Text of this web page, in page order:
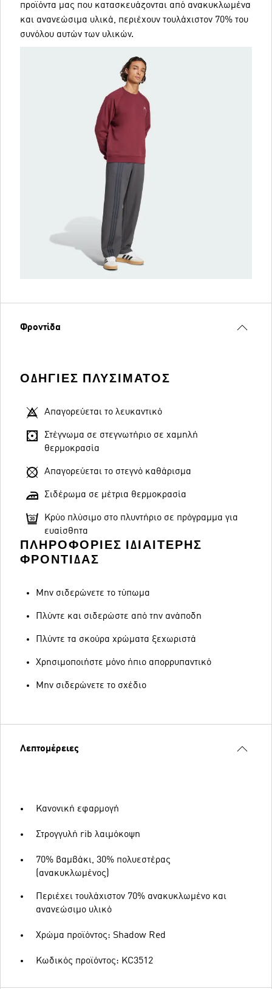
προϊόντα μας που κατασκευάζονται από ανακυκλωμένα
και ανανεώσιμα υλικά, περιέχουν τουλάχιστον 70% του
συνόλου αυτών των υλικών.
Φροντίδα
ΟΔΗΓΊΕΣ ΠΛΥΣΊΜΑΤΟΣ
Απαγορεύεται το λευκαντικό
Στέγνωμα σε στεγνωτήριο σε χαμηλή
θερμοκρασία
Απαγορεύεται το στεγνό καθάρισμα
Σιδέρωμα σε μέτρια θερμοκρασία
Κρύο πλύσιμο στο πλυντήριο σε πρόγραμμα για
ευαίσθητα
ΠΛΗΡΟΦΟΡΊΕΣ ΙΔΙΑΊΤΕΡΗΣ
ΦΡΟΝΤΊΔΑΣ
Μην σιδερώνετε το τύπωμα
Πλύντε και σιδερώστε από την ανάποδη
Πλύντε τα σκούρα χρώματα ξεχωριστά
Χρησιμοποιήστε μόνο ήπιο απορρυπαντικό
Μην σιδερώνετε το σχέδιο
Λεπτομέρειες
Κανονική εφαρμογή
Στρογγυλή rib λαιμόκοψη
70% βαμβάκι, 30% πολυεστέρας
(ανακυκλωμένος)
Περιέχει τουλάχιστον 70% ανακυκλωμένο και
ανανεώσιμο υλικό
Χρώμα προϊόντος: Shadow Red
Κωδικός προϊόντος: KC3512